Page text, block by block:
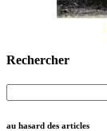
Rechercher
au hasard des articles